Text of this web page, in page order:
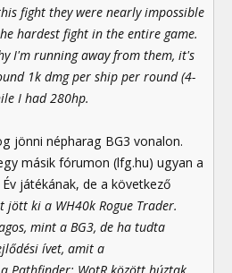
fight they were nearly impossible
hardest fight in the entire game.
I'm running away from them, it's
1k dmg per ship per round (4-
I had 280hp.
jönni népharag BG3 vonalon.
másik fórumon (lfg.hu) ugyan a
játékának, de a következő
jött ki a WH40k Rogue Trader.
mint a BG3, de ha tudta
ívet, amit a